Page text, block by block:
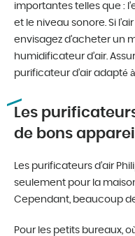
importantes telles que :
et le niveau sonore. Si
envisagez d’acheter un
humidificateur d’air.
purificateur d’air adapté
Les
de bons
Les purificateurs d’air
seulement pour la
Cependant, beaucoup
Pour les petits bureaux,